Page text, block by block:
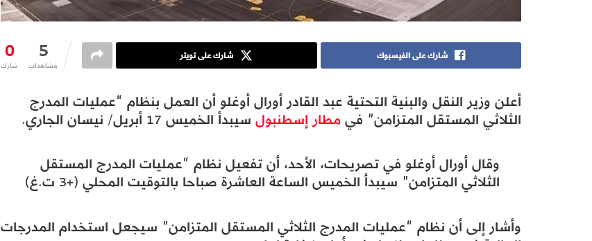
0
شارك 5
مشاهدات
شارك على الفيسبوك شارك على تويتر
أعلن وزير النقل والبنية التحتية عبد القادر أورال أوغلو أن العمل بنظام “عمليات المدرج
الثلاثي المستقل المتزامن” فيمطار إسطنبولسيبدأ الخميس 17 أبريل/ نيسان الجاري.
وقال أورال أوغلو في تصريحات، الأحد، أن تفعيل نظام “عمليات المدرج المستقل
الثلاثي المتزامن” سيبدأ الخميس الساعة العاشرة صباحا بالتوقيت المحلي (+3 ت.غ)
وأشار إلى أن نظام “عمليات المدرج الثلاثي المستقل المتزامن” سيجعل استخدام المدرجات